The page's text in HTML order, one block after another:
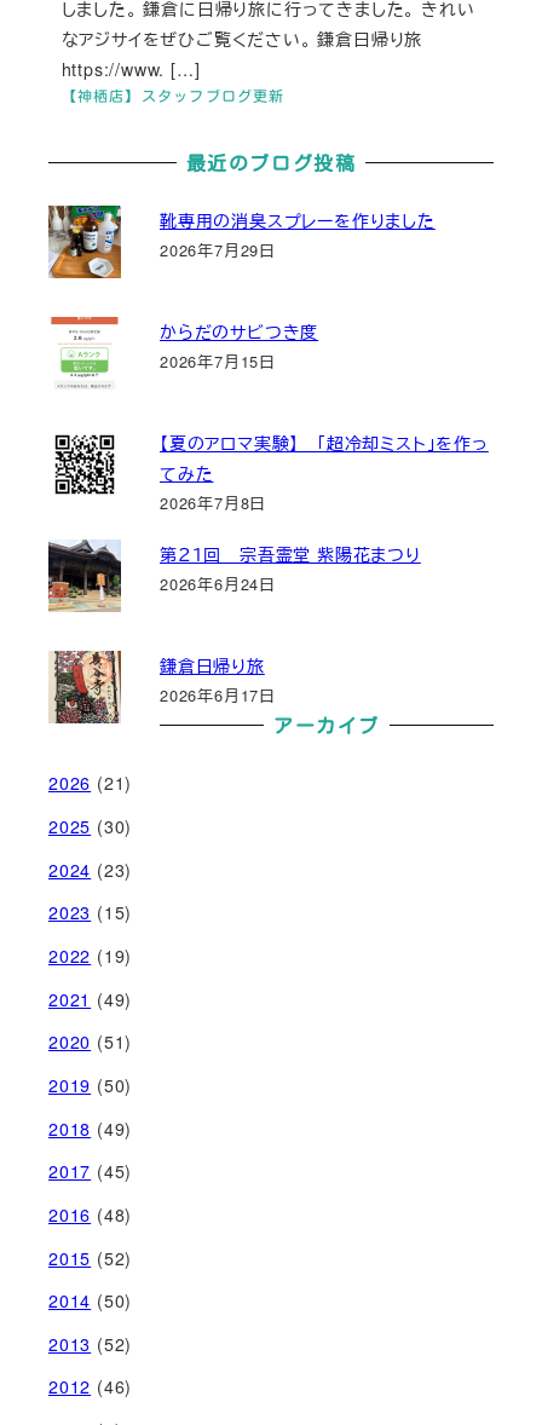
【神栖店】スタッフブログ更新
しました。 鎌倉に日帰り旅に行ってきました。 きれい
なアジサイをぜひご覧ください。 鎌倉日帰り旅
https://www. […]
最近のブログ投稿
靴専用の消臭スプレーを作りました
2026年7月29日
からだのサビつき度
2026年7月15日
【夏のアロマ実験】 「超冷却ミスト」を作っ
てみた
2026年7月8日
第２１回 宗吾霊堂 紫陽花まつり
2026年6月24日
鎌倉日帰り旅
2026年6月17日
アーカイブ
2026 (21)
2025 (30)
2024 (23)
2023 (15)
2022 (19)
2021 (49)
2020 (51)
2019 (50)
2018 (49)
2017 (45)
2016 (48)
2015 (52)
2014 (50)
2013 (52)
2012 (46)